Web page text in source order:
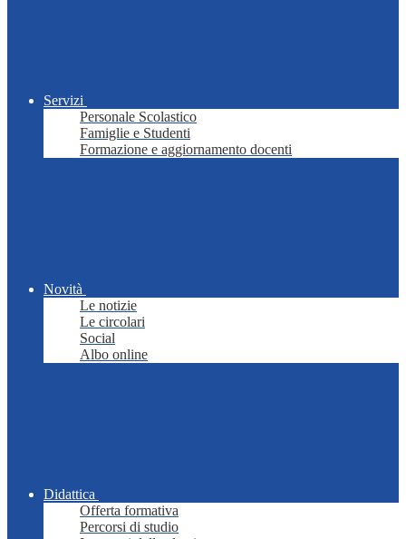
Servizi
Personale Scolastico
Famiglie e Studenti
Formazione e aggiornamento docenti
Novità
Le notizie
Le circolari
Social
Albo online
Didattica
Offerta formativa
Percorsi di studio